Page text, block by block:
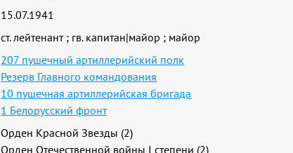
15.07.1941
ст. лейтенант; гв. капитан|майор ; майор
207 пушечный артиллерийский полк
Резерв Главного командования
10 пушечная артиллерийская бригада
1 Белорусский фронт
Орден Красной Звезды (2)
Орден Отечественной войны I степени (2)